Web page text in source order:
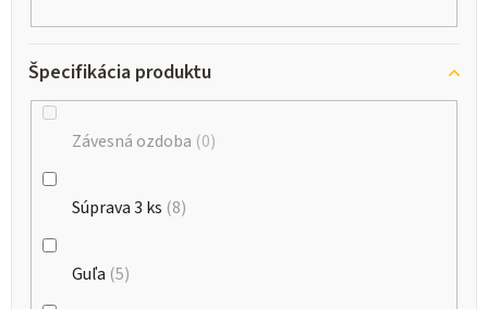
Špecifikácia produktu
Závesná ozdoba 0
Súprava 3 ks 8
Guľa 5